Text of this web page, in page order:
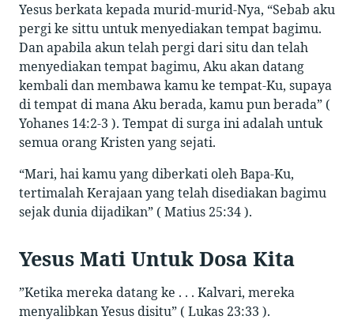
Yesus berkata kepada murid-murid-Nya, “Sebab aku
pergi ke sittu untuk menyediakan tempat bagimu.
Dan apabila akun telah pergi dari situ dan telah
menyediakan tempat bagimu, Aku akan datang
kembali dan membawa kamu ke tempat-Ku, supaya
di tempat di mana Aku berada, kamu pun berada” (
Yohanes 14:2-3 ). Tempat di surga ini adalah untuk
semua orang Kristen yang sejati.
“Mari, hai kamu yang diberkati oleh Bapa-Ku,
tertimalah Kerajaan yang telah disediakan bagimu
sejak dunia dijadikan” ( Matius 25:34 ).
Yesus Mati Untuk Dosa Kita
”Ketika mereka datang ke . . . Kalvari, mereka
menyalibkan Yesus disitu” ( Lukas 23:33 ).